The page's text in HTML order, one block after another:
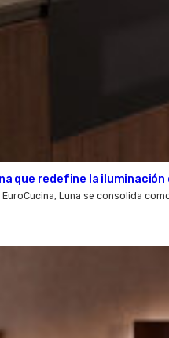
que redefine la
Luna se consolida